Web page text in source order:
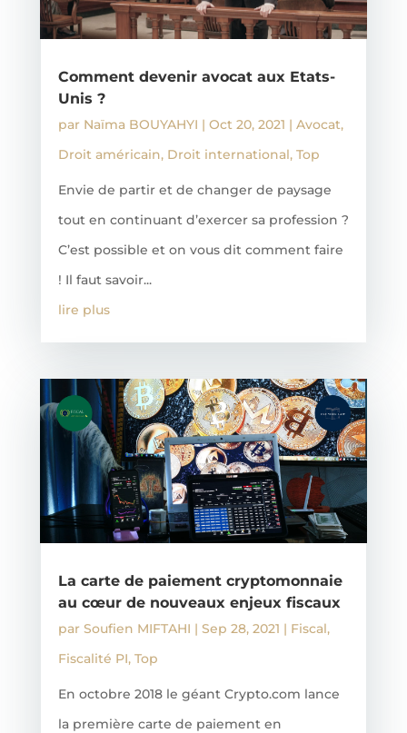
Comment devenir avocat aux Etats-
Unis ?
par Naïma BOUYAHYI | Oct 20, 2021 | Avocat,
Droit américain, Droit international, Top
Envie de partir et de changer de paysage
tout en continuant d’exercer sa profession ?
C’est possible et on vous dit comment faire
! Il faut savoir...
lire plus
La carte de paiement cryptomonnaie
au cœur de nouveaux enjeux fiscaux
par Soufien MIFTAHI | Sep 28, 2021 | Fiscal,
Fiscalité PI, Top
En octobre 2018 le géant Crypto.com lance
la première carte de paiement en